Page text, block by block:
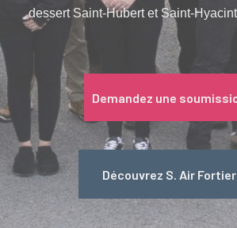
dessert Saint-Hubert et Saint-
Demandez une
Découvrez S. Air Fortier